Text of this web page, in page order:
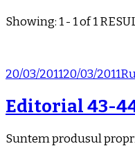
Showing: 1 - 1 of 1
20/03/201120/03/2011
Editorial 43-
Suntem produsul